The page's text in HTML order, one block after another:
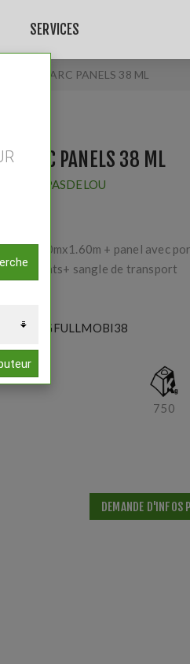
SERVICES
PACK PARC PANELS 38 ML
PARC PANELS 38 ML
PASDELOU
de 2.40mx1.60m + panel avec
3 points+ sangle de transport
PGFULLMOBI38
750
DEMANDE D'INFOS